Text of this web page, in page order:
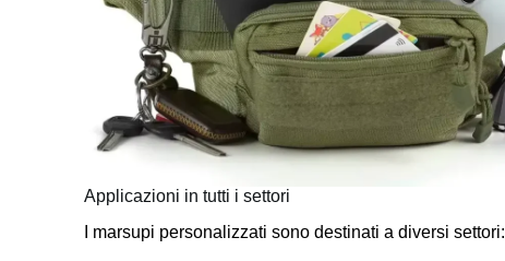
Applicazioni in tutti i settori
I marsupi personalizzati sono destinati a diversi settori: